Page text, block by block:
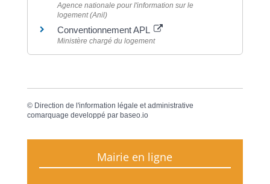
Agence nationale pour l'information sur le
logement (Anil)
Conventionnement APL
Ministère chargé du logement
© Direction de l'information légale et administrative
comarquage developpé par baseo.io
Mairie en ligne